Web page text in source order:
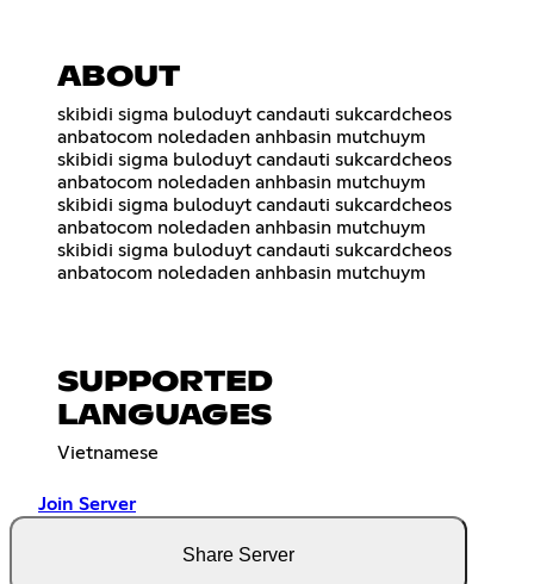
ABOUT
skibidi sigma buloduyt candauti sukcardcheos
anbatocom noledaden anhbasin mutchuym
skibidi sigma buloduyt candauti sukcardcheos
anbatocom noledaden anhbasin mutchuym
skibidi sigma buloduyt candauti sukcardcheos
anbatocom noledaden anhbasin mutchuym
skibidi sigma buloduyt candauti sukcardcheos
anbatocom noledaden anhbasin mutchuym
SUPPORTED
LANGUAGES
Vietnamese
Join Server
Share Server